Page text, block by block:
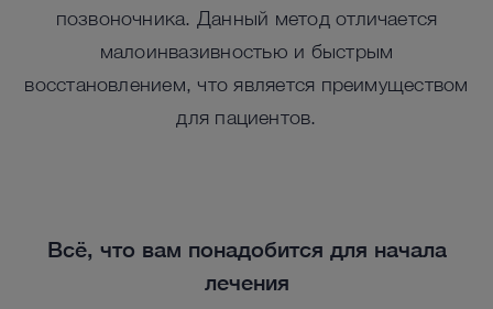
позвоночника. Данный метод отличается
малоинва­зивностью и быстрым
восстановлением, что является преимуществом
для пациентов.
Всё, что вам понадобится для начала
лечения